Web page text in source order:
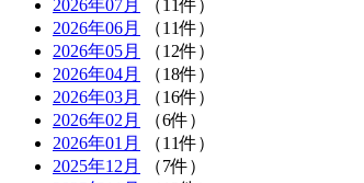
2026年07月
（11件）
2026年06月
（11件）
2026年05月
（12件）
2026年04月
（18件）
2026年03月
（16件）
2026年02月
（6件）
2026年01月
（11件）
2025年12月
（7件）